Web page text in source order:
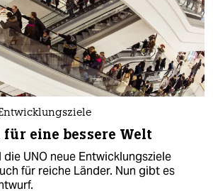
eine bessere Welt
UNO neue Entwicklungsziele
für reiche Länder. Nun gibt es